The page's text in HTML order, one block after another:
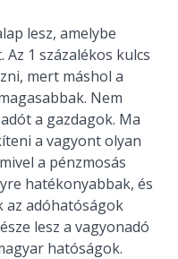
lesz, amelybe
1 százalékos kulcs
mert máshol a
Nem
a gazdagok. Ma
a vagyont olyan
a pénzmosás
hatékonyabbak, és
az adóhatóságok
lesz a vagyonadó
hatóságok.